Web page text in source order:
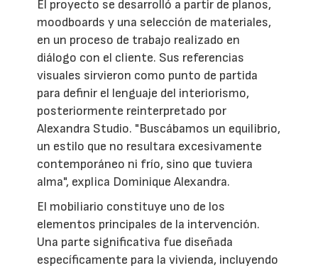
El proyecto se desarrolló a partir de planos,
moodboards y una selección de materiales,
en un proceso de trabajo realizado en
diálogo con el cliente. Sus referencias
visuales sirvieron como punto de partida
para definir el lenguaje del interiorismo,
posteriormente reinterpretado por
Alexandra Studio. "Buscábamos un equilibrio,
un estilo que no resultara excesivamente
contemporáneo ni frío, sino que tuviera
alma", explica Dominique Alexandra.
El mobiliario constituye uno de los
elementos principales de la intervención.
Una parte significativa fue diseñada
específicamente para la vivienda, incluyendo